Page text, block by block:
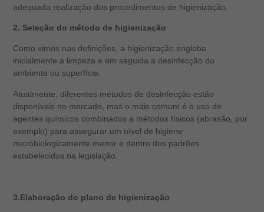
adequada realização dos procedimentos de higienização.
2. Seleção do método de higienização
Como vimos nas definições, a higienização engloba
inicialmente a limpeza e em seguida a desinfecção do
ambiente ou superfície.
Atualmente, diferentes métodos de desinfecção estão
disponíveis no mercado, mas o mais comum é o uso de
agentes químicos combinados a métodos físicos (abrasão, por
exemplo) para assegurar um nível de higiene
microbiologicamente menor e dentro dos padrões
estabelecidos na legislação.
3.Elaboração do plano de higienização